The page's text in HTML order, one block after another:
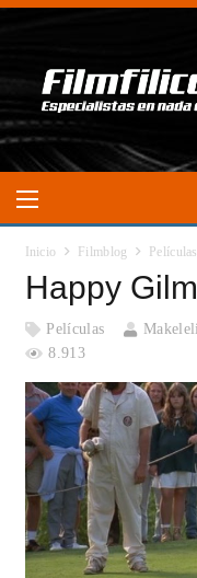
Inicio Filmblog Películas
Happy
Películas
8.913